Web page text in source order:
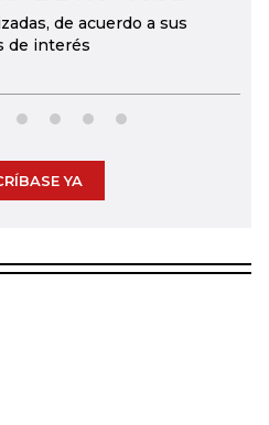
de acuerdo a sus
de interés
YA